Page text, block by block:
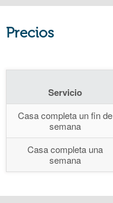
Precios
Servicio
Casa completa un fin de
semana
Casa completa una
semana